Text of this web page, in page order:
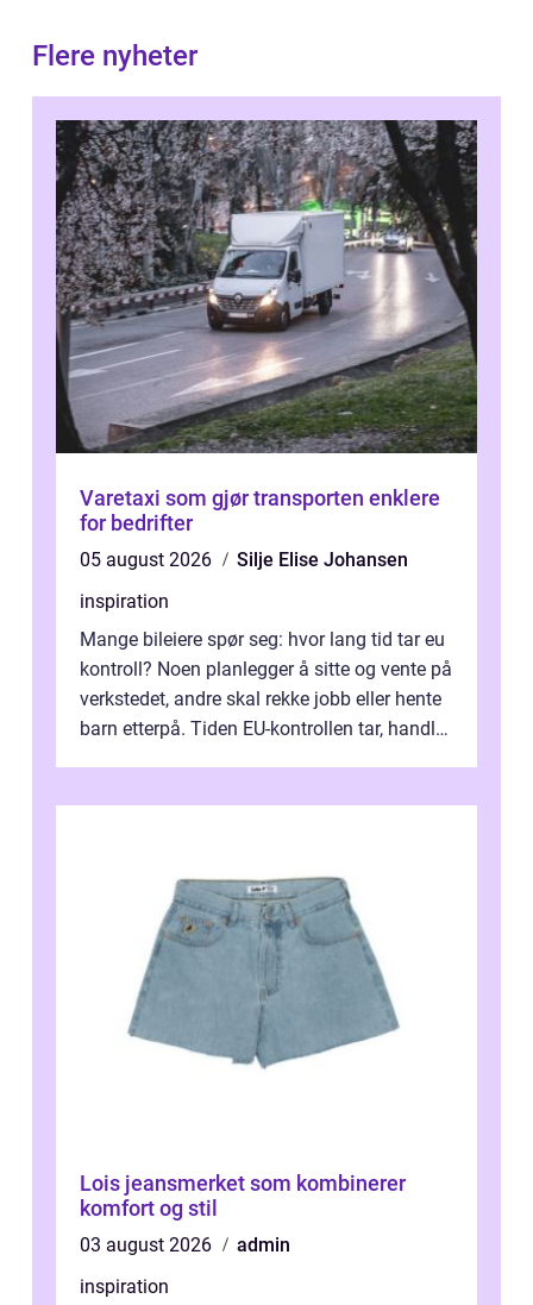
Flere nyheter
Varetaxi som gjør transporten enklere
for bedrifter
05 august 2026
Silje Elise Johansen
inspiration
Mange bileiere spør seg: hvor lang tid tar eu
kontroll? Noen planlegger å sitte og vente på
verkstedet, andre skal rekke jobb eller hente
barn etterpå. Tiden EU-kontrollen tar, handler
Lois jeansmerket som kombinerer
komfort og stil
03 august 2026
admin
inspiration